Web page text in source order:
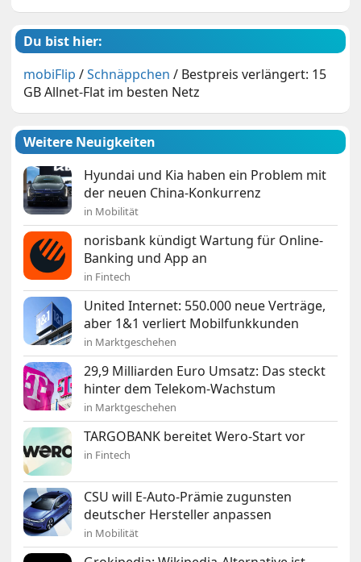
Du bist hier:
mobiFlip /Schnäppchen / Bestpreis verlängert: 15
GB Allnet-Flat im besten Netz
Weitere Neuigkeiten
Hyundai und Kia haben ein Problem mit
der neuen China-Konkurrenz
in Mobilität
norisbank kündigt Wartung für Online-
Banking und App an
in Fintech
United Internet: 550.000 neue Verträge,
aber 1&1 verliert Mobilfunkkunden
in Marktgeschehen
29,9 Milliarden Euro Umsatz: Das steckt
hinter dem Telekom-Wachstum
in Marktgeschehen
TARGOBANK bereitet Wero-Start vor
in Fintech
CSU will E-Auto-Prämie zugunsten
deutscher Hersteller anpassen
in Mobilität